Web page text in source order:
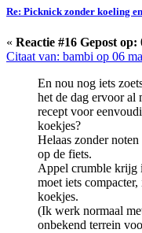
Re: Picknick zonder koeling
« Reactie #16 Gepost op:
Citaat van: bambi op 06
En nou nog iets
het de dag ervoor al
recept voor
koekjes?
Helaas zonder
op de fiets.
Appel crumble krijg
moet iets
koekjes.
(Ik werk normaal
onbekend terrein